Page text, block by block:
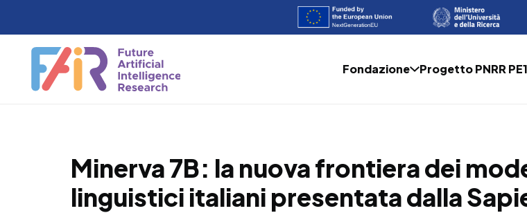
Fondazione Progetto PNRR
Minerva 7B: la nuova frontiera dei
linguistici italiani presentata dalla